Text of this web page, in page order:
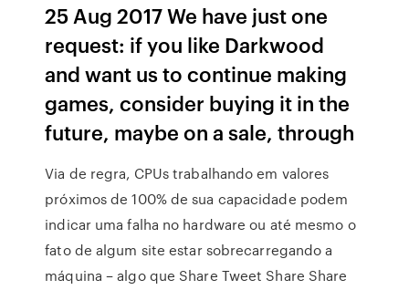
25 Aug 2017 We have just one
request: if you like Darkwood
and want us to continue making
games, consider buying it in the
future, maybe on a sale, through
Via de regra, CPUs trabalhando em valores
próximos de 100% de sua capacidade podem
indicar uma falha no hardware ou até mesmo o
fato de algum site estar sobrecarregando a
máquina – algo que Share Tweet Share Share